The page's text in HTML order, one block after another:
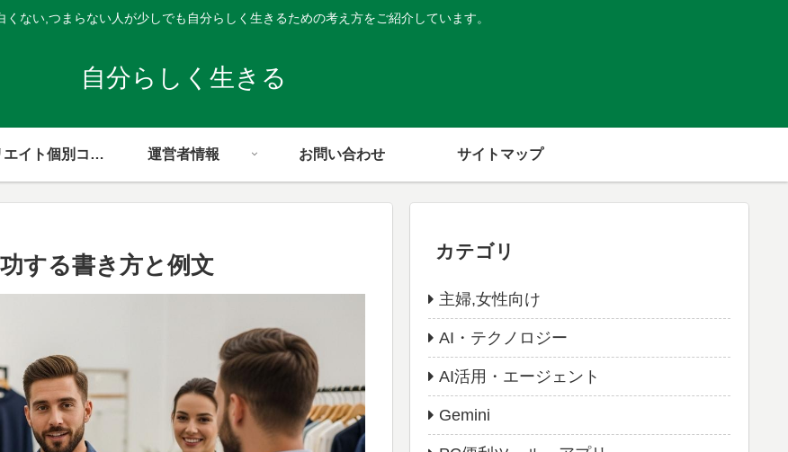
くない,つまらない人が少しでも自分らしく生きるための考え方をご紹介しています。
自分らしく生きる
アフィリエイト個別コンサル 運営者情報 お問い合わせ サイトマップ
する書き方と例文
カテゴリ
主婦,女性向け
AI・テクノロジー
AI活用・エージェント
Gemini